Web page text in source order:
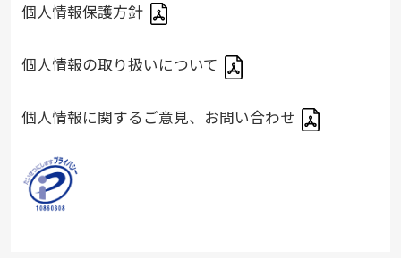
個人情報保護方針
個人情報の取り扱いについて
個人情報に関するご意見、お問い合わせ